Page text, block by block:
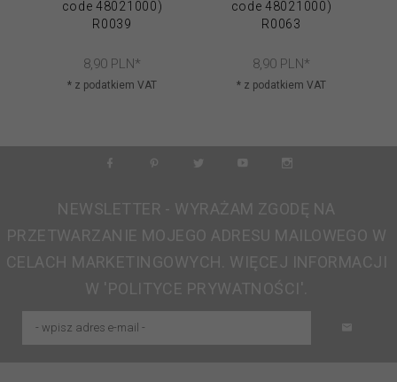
code 48021000)
R0039
8,90 PLN*
* z podatkiem VAT
code 48021000)
R0063
8,90 PLN*
* z podatkiem VAT
NEWSLETTER - WYRAŻAM ZGODĘ NA
PRZETWARZANIE MOJEGO ADRESU MAILOWEGO W
CELACH MARKETINGOWYCH. WIĘCEJ INFORMACJI
W 'POLITYCE PRYWATNOŚCI'.